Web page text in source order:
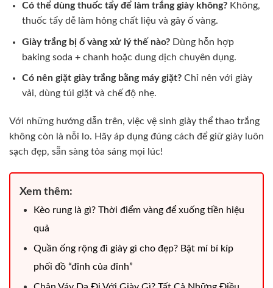
Có thể dùng thuốc tẩy để làm trắng giày không?Không,
thuốc tẩy dễ làm hỏng chất liệu và gây ố vàng.
Giày trắng bị ố vàng xử lý thế nào?Dùng hỗn hợp
baking soda + chanh hoặc dung dịch chuyên dụng.
Có nên giặt giày trắng bằng máy giặt?Chỉ nên với giày
vải, dùng túi giặt và chế độ nhẹ.
Với những hướng dẫn trên, việc vệ sinh giày thể thao trắng
không còn là nỗi lo. Hãy áp dụng đúng cách để giữ giày luôn
sạch đẹp, sẵn sàng tỏa sáng mọi lúc!
Xem thêm:
Kèo rung là gì? Thời điểm vàng để xuống tiền hiệu
quả
Quần ống rộng đi giày gì cho đẹp? Bật mí bí kíp
phối đồ “đỉnh của đỉnh”